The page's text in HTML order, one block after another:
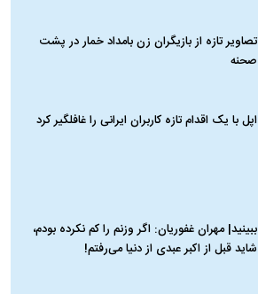
تصاویر تازه از بازیگران زن بامداد خمار در پشت
صحنه
اپل با یک اقدام تازه کاربران ایرانی را غافلگیر کرد
ببینید| مهران غفوریان: اگر وزنم را کم نکرده بودم،
شاید قبل از اکبر عبدی از دنیا می‌رفتم!